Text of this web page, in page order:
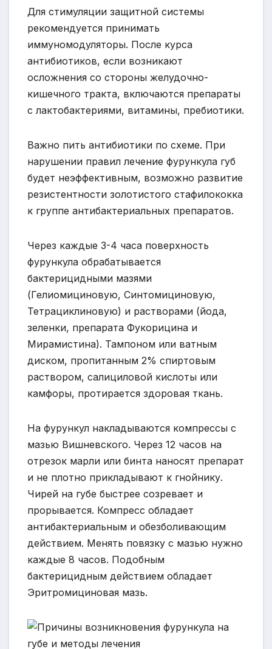
Для стимуляции защитной системы
рекомендуется принимать
иммуномодуляторы. После курса
антибиотиков, если возникают
осложнения со стороны желудочно-
кишечного тракта, включаются препараты
с лактобактериями, витамины, пребиотики.
Важно пить антибиотики по схеме. При
нарушении правил лечение фурункула губ
будет неэффективным, возможно развитие
резистентности золотистого стафилококка
к группе антибактериальных препаратов.
Через каждые 3-4 часа поверхность
фурункула обрабатывается
бактерицидными мазями
(Гелиомициновую, Синтомициновую,
Тетрациклиновую) и растворами (йода,
зеленки, препарата Фукорицина и
Мирамистина). Тампоном или ватным
диском, пропитанным 2% спиртовым
раствором, салициловой кислоты или
камфоры, протирается здоровая ткань.
На фурункул накладываются компрессы с
мазью Вишневского. Через 12 часов на
отрезок марли или бинта наносят препарат
и не плотно прикладывают к гнойнику.
Чирей на губе быстрее созревает и
прорывается. Компресс обладает
антибактериальным и обезболивающим
действием. Менять повязку с мазью нужно
каждые 8 часов. Подобным
бактерицидным действием обладает
Эритромициновая мазь.